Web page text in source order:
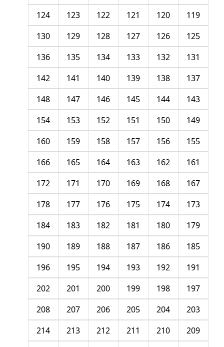
119
120
121
122
123
124
125
126
127
128
129
130
131
132
133
134
135
136
137
138
139
140
141
142
143
144
145
146
147
148
149
150
151
152
153
154
155
156
157
158
159
160
161
162
163
164
165
166
167
168
169
170
171
172
173
174
175
176
177
178
179
180
181
182
183
184
185
186
187
188
189
190
191
192
193
194
195
196
197
198
199
200
201
202
203
204
205
206
207
208
209
210
211
212
213
214